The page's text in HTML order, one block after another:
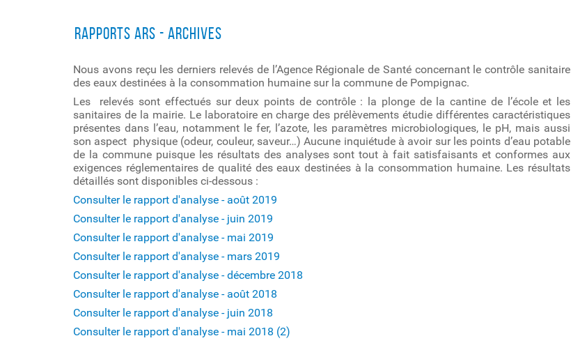
Rapports ARS - Archives
Nous avons reçu les derniers relevés de l’Agence Régionale de Santé concernant le contrôle sanitaire
des eaux destinées à la consommation humaine sur la commune de Pompignac.
Les relevés sont effectués sur deux points de contrôle : la plonge de la cantine de l’école et les
sanitaires de la mairie. Le laboratoire en charge des prélèvements étudie différentes caractéristiques
présentes dans l’eau, notamment le fer, l’azote, les paramètres microbiologiques, le pH, mais aussi
son aspect physique (odeur, couleur, saveur…) Aucune inquiétude à avoir sur les points d’eau potable
de la commune puisque les résultats des analyses sont tout à fait satisfaisants et conformes aux
exigences réglementaires de qualité des eaux destinées à la consommation humaine. Les résultats
détaillés sont disponibles ci-dessous :
Consulter le rapport d'analyse - août 2019
Consulter le rapport d'analyse - juin 2019
Consulter le rapport d'analyse - mai 2019
Consulter le rapport d'analyse - mars 2019
Consulter le rapport d'analyse - décembre 2018
Consulter le rapport d'analyse - août 2018
Consulter le rapport d'analyse - juin 2018
Consulter le rapport d'analyse - mai 2018 (2)